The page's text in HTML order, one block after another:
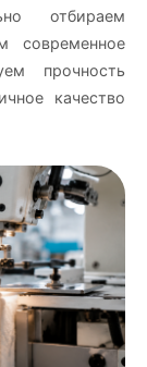
отбираем
современное
прочность
качество